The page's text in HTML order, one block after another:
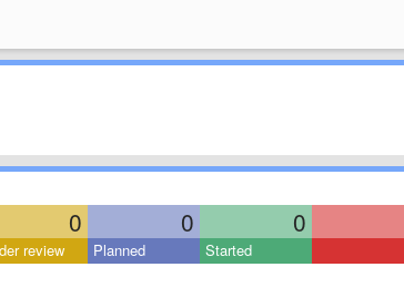
0 0 0
review Planned Started